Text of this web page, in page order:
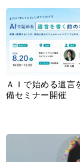
ＡＩで始める遺言
備セミナー開催